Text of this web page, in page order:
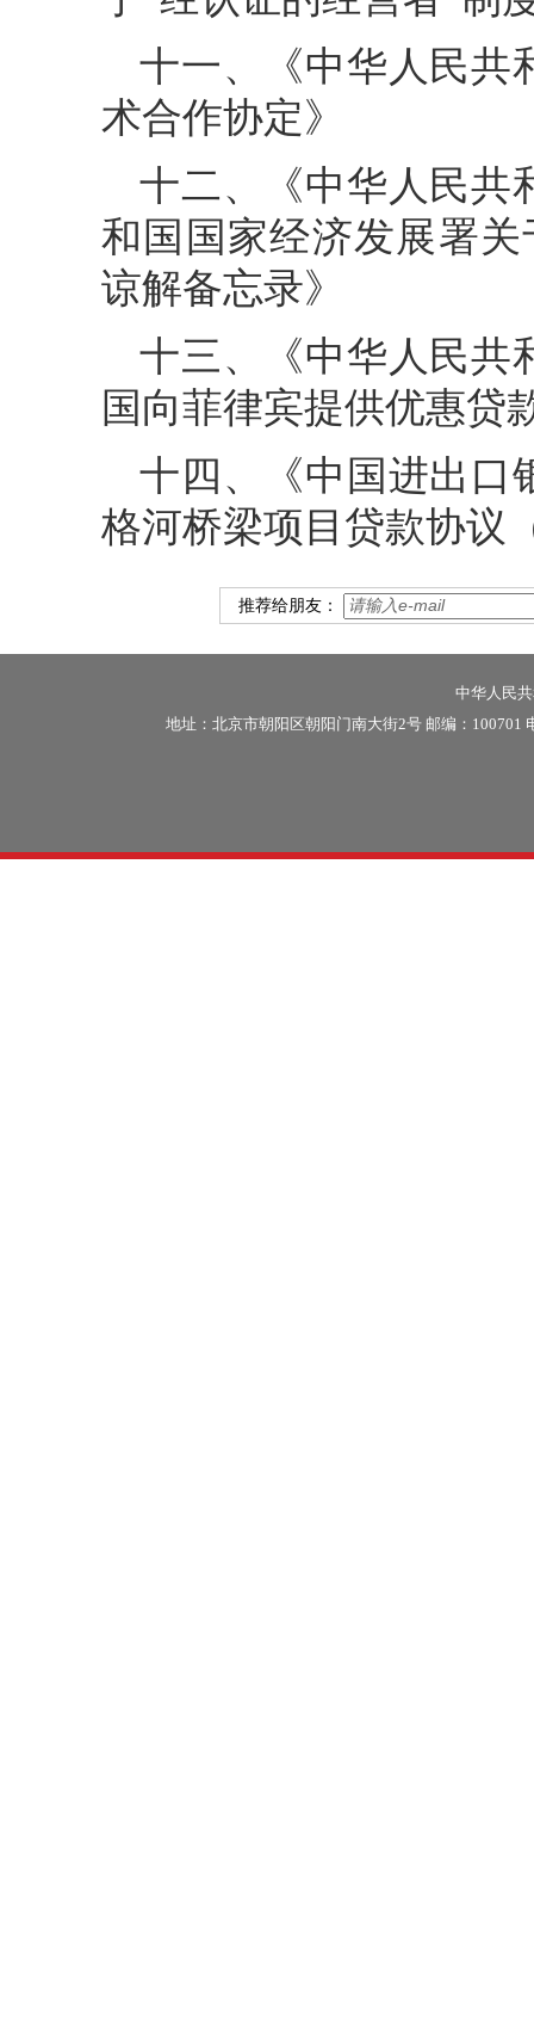
十一、《中华人民共
术合作协定》
十二、《中华人民共
和国国家经济发展署关
谅解备忘录》
十三、《中华人民共
国向菲律宾提供优惠贷
十四、《中国进出口
格河桥梁项目贷款协议
推荐给朋友：
中华人民
地址：北京市朝阳区朝阳门南大街2号 邮编：100701